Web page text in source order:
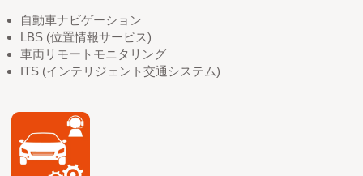
自動車ナビゲーション
LBS (位置情報サービス)
車両リモートモニタリング
ITS (インテリジェント交通システム)